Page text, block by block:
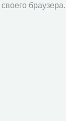
территории
развития
браузера.